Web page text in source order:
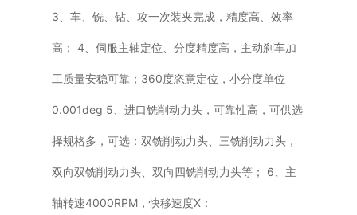
3、车、铣、钻、攻一次装夹完成，精度高、效率
高； 4、伺服主轴定位、分度精度高，主动刹车加
工质量安稳可靠；360度恣意定位，小分度单位
0.001deg 5、进口铣削动力头，可靠性高，可供选
择规格多，可选：双铣削动力头、三铣削动力头，
双向双铣削动力头、双向四铣削动力头等； 6、主
轴转速4000RPM，快移速度X：